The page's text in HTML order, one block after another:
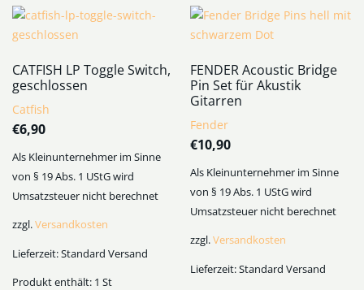
CATFISH LP Toggle Switch,
geschlossen
Catfish
€6,90
Als Kleinunternehmer im Sinne
von § 19 Abs. 1 UStG wird
Umsatzsteuer nicht berechnet
zzgl.Versandkosten
Lieferzeit:Standard Versand
Produkt enthält: 1 St
FENDER Acoustic Bridge
Pin Set für Akustik
Gitarren
Fender
€10,90
Als Kleinunternehmer im Sinne
von § 19 Abs. 1 UStG wird
Umsatzsteuer nicht berechnet
zzgl.Versandkosten
Lieferzeit:Standard Versand